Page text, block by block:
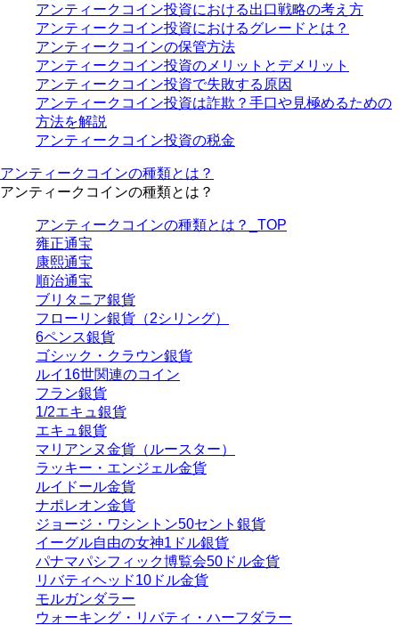
アンティークコイン投資における出口戦略の考え方
アンティークコイン投資におけるグレードとは？
アンティークコインの保管方法
アンティークコイン投資のメリットとデメリット
アンティークコイン投資で失敗する原因
アンティークコイン投資は詐欺？手口や見極めるための
方法を解説
アンティークコイン投資の税金
アンティークコインの種類とは？
アンティークコインの種類とは？
アンティークコインの種類とは？_TOP
雍正通宝
康熙通宝
順治通宝
ブリタニア銀貨
フローリン銀貨（2シリング）
6ペンス銀貨
ゴシック・クラウン銀貨
ルイ16世関連のコイン
フラン銀貨
1/2エキュ銀貨
エキュ銀貨
マリアンヌ金貨（ルースター）
ラッキー・エンジェル金貨
ルイドール金貨
ナポレオン金貨
ジョージ・ワシントン50セント銀貨
イーグル自由の女神1ドル銀貨
パナマパシフィック博覧会50ドル金貨
リバティヘッド10ドル金貨
モルガンダラー
ウォーキング・リバティ・ハーフダラー